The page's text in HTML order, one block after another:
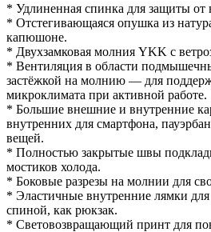
* Удлиненная спинка для защиты от
* Отстегивающаяся опушка из
капюшоне.
* Двухзамковая молния YKK с
* Вентиляция в области
застёжкой на молнию — для
микроклимата при активной работе.
* Большие внешние и внутренние
внутренних для смартфона,
вещей.
* Полностью закрытые швы
мостиков холода.
* Боковые разрезы на молнии для
* Эластичные внутренние лямки
спиной, как рюкзак.
* Световозвращающий принт для